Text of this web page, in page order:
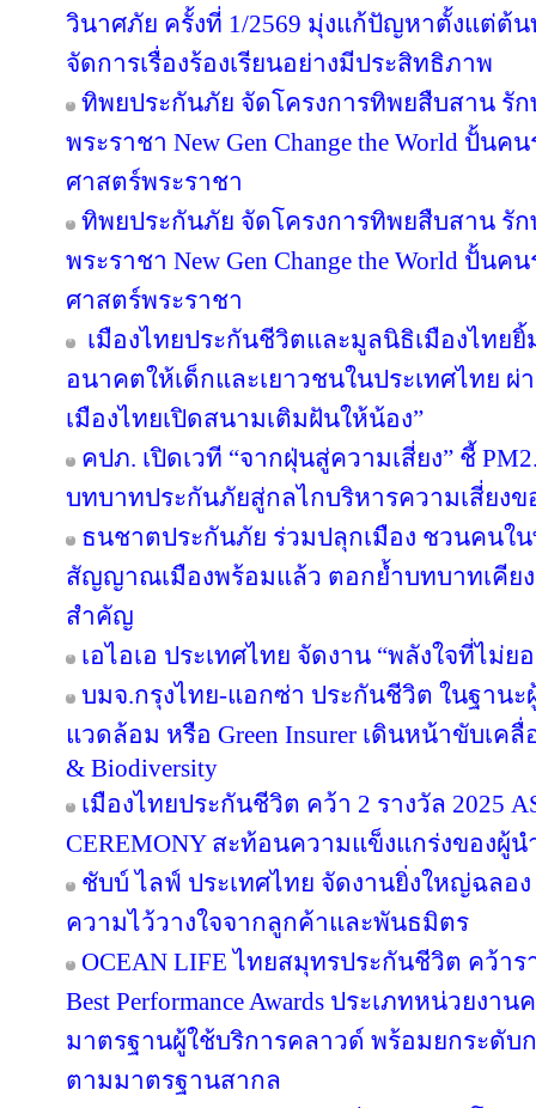
วินาศภัย ครั้งที่ 1/2569 มุ่งแก้ปัญหาตั้งแต่ต้
จัดการเรื่องร้องเรียนอย่างมีประสิทธิภาพ
ทิพยประกันภัย จัดโครงการทิพยสืบสาน รั
พระราชา New Gen Change the World ปั้น
ศาสตร์พระราชา
ทิพยประกันภัย จัดโครงการทิพยสืบสาน รั
พระราชา New Gen Change the World ปั้น
ศาสตร์พระราชา
เมืองไทยประกันชีวิตและมูลนิธิเมืองไทย
อนาคตให้เด็กและเยาวชนในประเทศไทย ผ่า
เมืองไทยเปิดสนามเติมฝันให้น้อง”
คปภ. เปิดเวที “จากฝุ่นสู่ความเสี่ยง” ชี้
บทบาทประกันภัยสู่กลไกบริหารความเสี่ยงข
ธนชาตประกันภัย ร่วมปลุกเมือง ชวนคนใ
สัญญาณเมืองพร้อมแล้ว ตอกย้ำบทบาทเคีย
สำคัญ
เอไอเอ ประเทศไทย จัดงาน “พลังใจที่ไม่
บมจ.กรุงไทย-แอกซ่า ประกันชีวิต ในฐาน
แวดล้อม หรือ Green Insurer เดินหน้าขับเคลื่
& Biodiversity
เมืองไทยประกันชีวิต คว้า 2 รางวัล 2025
CEREMONY สะท้อนความแข็งแกร่งของผู้
ชับบ์ ไลฟ์ ประเทศไทย จัดงานยิ่งใหญ่ฉลอ
ความไว้วางใจจากลูกค้าและพันธมิตร
OCEAN LIFE ไทยสมุทรประกันชีวิต คว้ารา
Best Performance Awards ประเภทหน่วยง
มาตรฐานผู้ใช้บริการคลาวด์ พร้อมยกระดับ
ตามมาตรฐานสากล